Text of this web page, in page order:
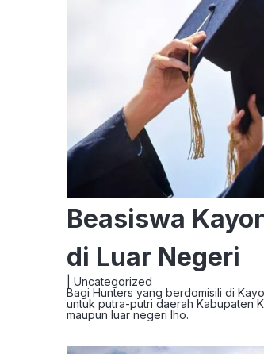
Beasiswa
di Luar Negeri
Uncategorized
Bagi Hunters yang berdomisili di
untuk putra-putri daerah Kabupaten
maupun luar negeri lho.